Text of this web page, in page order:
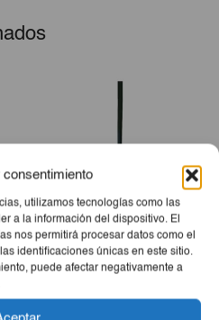
consentimiento
utilizamos tecnologías como las
a la información del dispositivo. El
nos permitirá procesar datos como el
identificaciones únicas en este sitio.
puede afectar negativamente a
Recogedor
€2,50